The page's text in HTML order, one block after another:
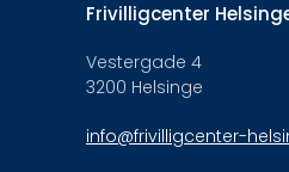
Frivilligcenter
Vestergade 4
3200 Helsinge
info@frivilligcenter-